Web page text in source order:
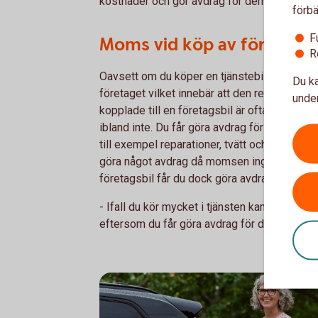
Moms vid köp av
Oavsett om du köper en tjänstebil eller en
företaget vilket innebär att den redovisas i
kopplade till en företagsbil är ofta
ibland inte. Du får göra avdrag för hela
till exempel reparationer, tvätt och
göra något avdrag då momsen ingår i
företagsbil får du dock göra avdrag för halva
- Ifall du kör mycket i tjänsten kan en
eftersom du får göra avdrag för de flesta
Du